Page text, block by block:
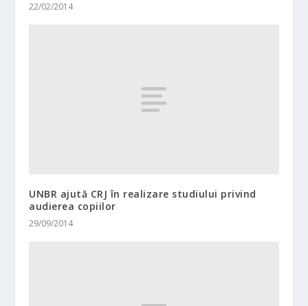
22/02/2014
UNBR ajută CRJ în realizare studiului privind
audierea copiilor
29/09/2014